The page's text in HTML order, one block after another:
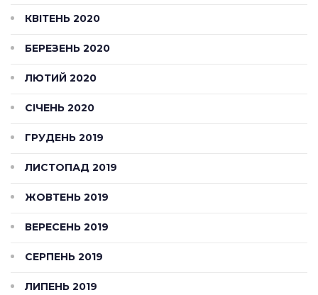
КВІТЕНЬ 2020
БЕРЕЗЕНЬ 2020
ЛЮТИЙ 2020
СІЧЕНЬ 2020
ГРУДЕНЬ 2019
ЛИСТОПАД 2019
ЖОВТЕНЬ 2019
ВЕРЕСЕНЬ 2019
СЕРПЕНЬ 2019
ЛИПЕНЬ 2019